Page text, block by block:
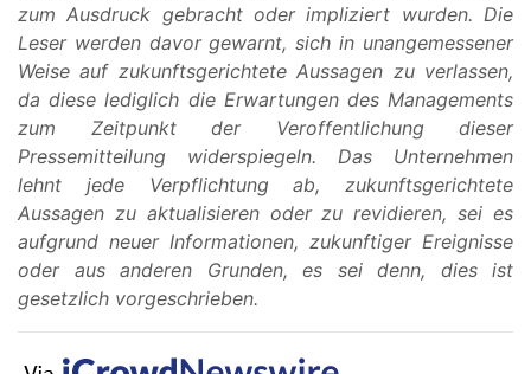
zum Ausdruck gebracht oder impliziert wurden. Die
Leser werden davor gewarnt, sich in unangemessener
Weise auf zukunftsgerichtete Aussagen zu verlassen,
da diese lediglich die Erwartungen des Managements
zum Zeitpunkt der Veroffentlichung dieser
Pressemitteilung widerspiegeln. Das Unternehmen
lehnt jede Verpflichtung ab, zukunftsgerichtete
Aussagen zu aktualisieren oder zu revidieren, sei es
aufgrund neuer Informationen, zukunftiger Ereignisse
oder aus anderen Grunden, es sei denn, dies ist
gesetzlich vorgeschrieben.